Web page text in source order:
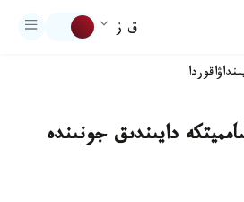
ق ز
اقوردا
دايىندىق جونىندە